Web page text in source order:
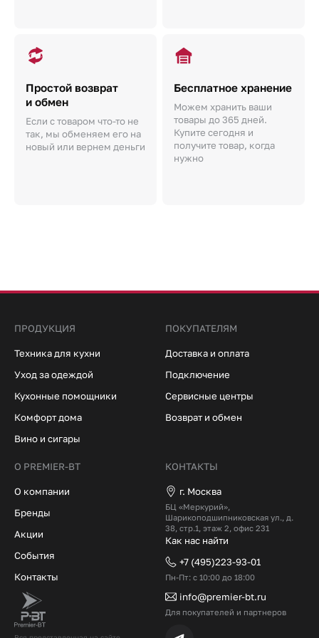
Простой возврат
и обмен
Если с товаром что-то не
так, мы обменяем его на
новый или вернем деньги
Бесплатное хранение
Можем хранить ваши
товары до 365 дней.
Купите сегодня и
получите товар, когда
нужно
ПРОДУКЦИЯ
Техника для кухни
Уход за одеждой
Кухонные помощники
Комфорт дома
Вино и сигары
ПОКУПАТЕЛЯМ
Доставка и оплата
Подключение
Сервисные центры
Возврат и обмен
О PREMIER-BT
О компании
Бренды
Акции
События
Контакты
КОНТАКТЫ
г. Москва
БЦ «Меркурий»,
Шарикоподшипниковская ул., д.
38, стр.1, этаж 2, офис 231
Как нас найти
+7 (495)223-93-01
Пн-Пт: с 10:00 до 18:00
info@premier-bt.ru
Для покупателей и партнеров